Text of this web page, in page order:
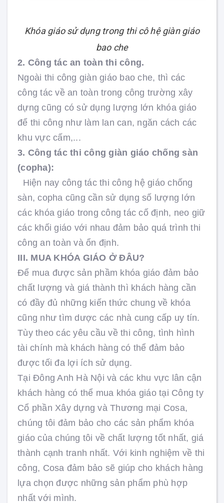
Khóa giáo sử dụng trong thi cô hệ giàn giáo
bao che
2. Công tác an toàn thi công.
Ngoài thi công giàn giáo bao che, thì các
công tác về an toàn trong công trường xây
dựng cũng có sử dụng lượng lớn khóa giáo
để thi công như làm lan can, ngăn cách các
khu vực cấm,...
3. Công tác thi công giàn giáo chống sàn
(copha):
Hiện nay công tác thi công hệ giáo chống
sàn, copha cũng cần sử dụng số lượng lớn
các khóa giáo trong công tác cố định, neo giữ
các khối giáo với nhau đảm bảo quá trình thi
công an toàn và ổn định.
III. MUA KHÓA GIÁO Ở ĐÂU?
Để mua được sản phầm khóa giáo đảm bảo
chất lượng và giá thành thì khách hàng cần
có đầy đủ những kiến thức chung về khóa
cũng như tìm dược các nhà cung cấp uy tín.
Tùy theo các yêu cầu về thi công, tình hình
tài chính mà khách hàng có thể đảm bảo
được tối đa lợi ích sử dụng.
Tại Đông Anh Hà Nội và các khu vực lân cận
khách hàng có thể mua khóa giáo tại Công ty
Cổ phần Xây dựng và Thương mại Cosa,
chúng tôi đảm bảo cho các sản phẩm khóa
giáo của chúng tôi về chất lượng tốt nhất, giá
thành cạnh tranh nhất. Với kinh nghiệm về thi
công, Cosa đảm bảo sẽ giúp cho khách hàng
lựa chọn được những sản phẩm phù hợp
nhất với mình.